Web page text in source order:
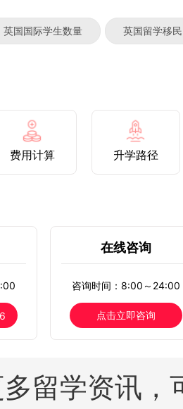
英国国际学生数量 英国留学移民
费用计算 升学路径
在线咨询
咨询时间：8:00～24:00
点击立即咨询
留学资讯